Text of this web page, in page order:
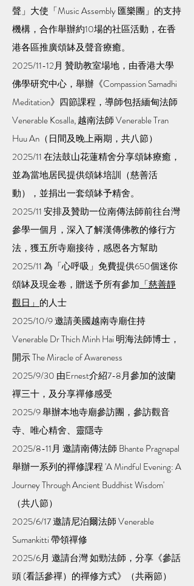
聲」大使「Music Assembly 匯樂團」的支持
機構，合作舉辦約10場的社區活動，在香
港各區推廣頌缽及聲音療癒。
2025/11-12月 贊助教室場地，由香港大學
佛學研究中心，舉辦《Compassion Samadhi
Meditation》四節課程，導師包括緬甸法師
Venerable Kosalla, 越南法師 Venerable Tran
Huu An（日間及晚上兩期，共八節）
2025/11 在法鼓山花蓮精舍分享頌缽療癒，
並為當地居民提供頌缽培訓（慈善活
動），並捐出一套頌缽予精舍。
2025/11 安排及贊助一位南傳法師前往台灣
參學一個月，深入了解漢傳佛教的修行方
法，獲五所寺廟接待，感恩各方幫助
2025/11 為「心呼吸」免費提供650個迷你
頌缽及現金卷，贈送予所有參加 「慈善靜
觀日」 的人士
2025/10/9 邀請美國越南寺廟住持
Venerable Dr Thich Minh Hai 明海法師博士，
開示 The Miracle of Awareness
2025/9/30 由Ernest介紹7-8月參加的波蘭
禪三十，及分享禪修感受
2025/9 舉辦本地寺廟參訪團，參訪觀音
寺、唯心精舍、靈隱寺
2025/8-11月 邀請南傳法師 Bhante Pragnapal
舉辦一系列的禪修課程 'A Mindful Evening: A
Journey Through Ancient Buddhist Wisdom'
（共八節）
2025/6/17 邀請尼泊爾法師 Venerable
Sumankitti 帶領禪修
2025/6月 邀請台灣 如勁法師，分享《參話
頭 (看話參禪）的禪修方式》（共兩節）